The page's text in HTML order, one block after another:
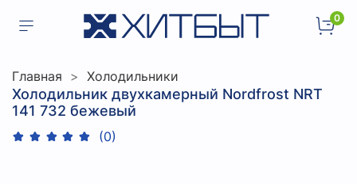
0
Главная Холодильники
Холодильник двухкамерный Nordfrost NRT
141 732 бежевый
(0)